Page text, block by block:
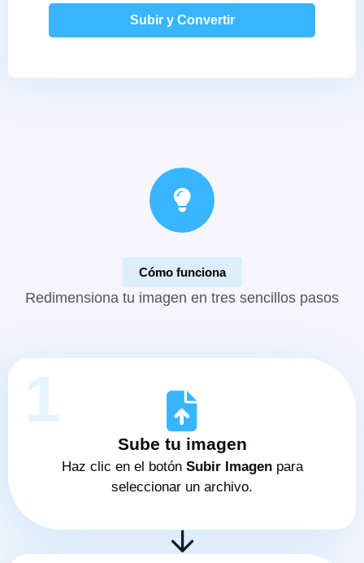
Cómo funciona
Redimensiona tu imagen en tres sencillos pasos
1
Sube tu imagen
Haz clic en el botón Subir Imagenpara
seleccionar un archivo.